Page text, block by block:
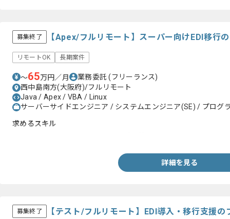
募集終了 【Apex/フルリモート】スーパー向けEDI移行
リモートOK 長期案件
〜65万円／月 業務委託(フリーランス)
西中島南方(大阪府)/フルリモート
Java / Apex / VBA / Linux
サーバーサイドエンジニア / システムエンジニア(SE) / プログ
求めるスキル
詳細を見る
募集終了 【テスト/フルリモート】EDI導入・移行支援